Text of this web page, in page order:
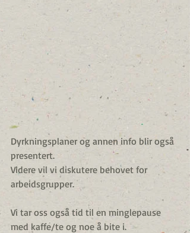
Dyrkningsplaner og annen info blir også
presentert.
Videre vil vi diskutere behovet for
arbeidsgrupper.
Vi tar oss også tid til en minglepause
med kaffe/te og noe å bite i.